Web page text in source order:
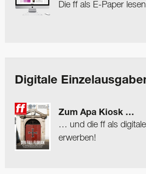
Die ff als E-Paper
Digitale
Zum Apa Kiosk …
… und die ff als
erwerben!